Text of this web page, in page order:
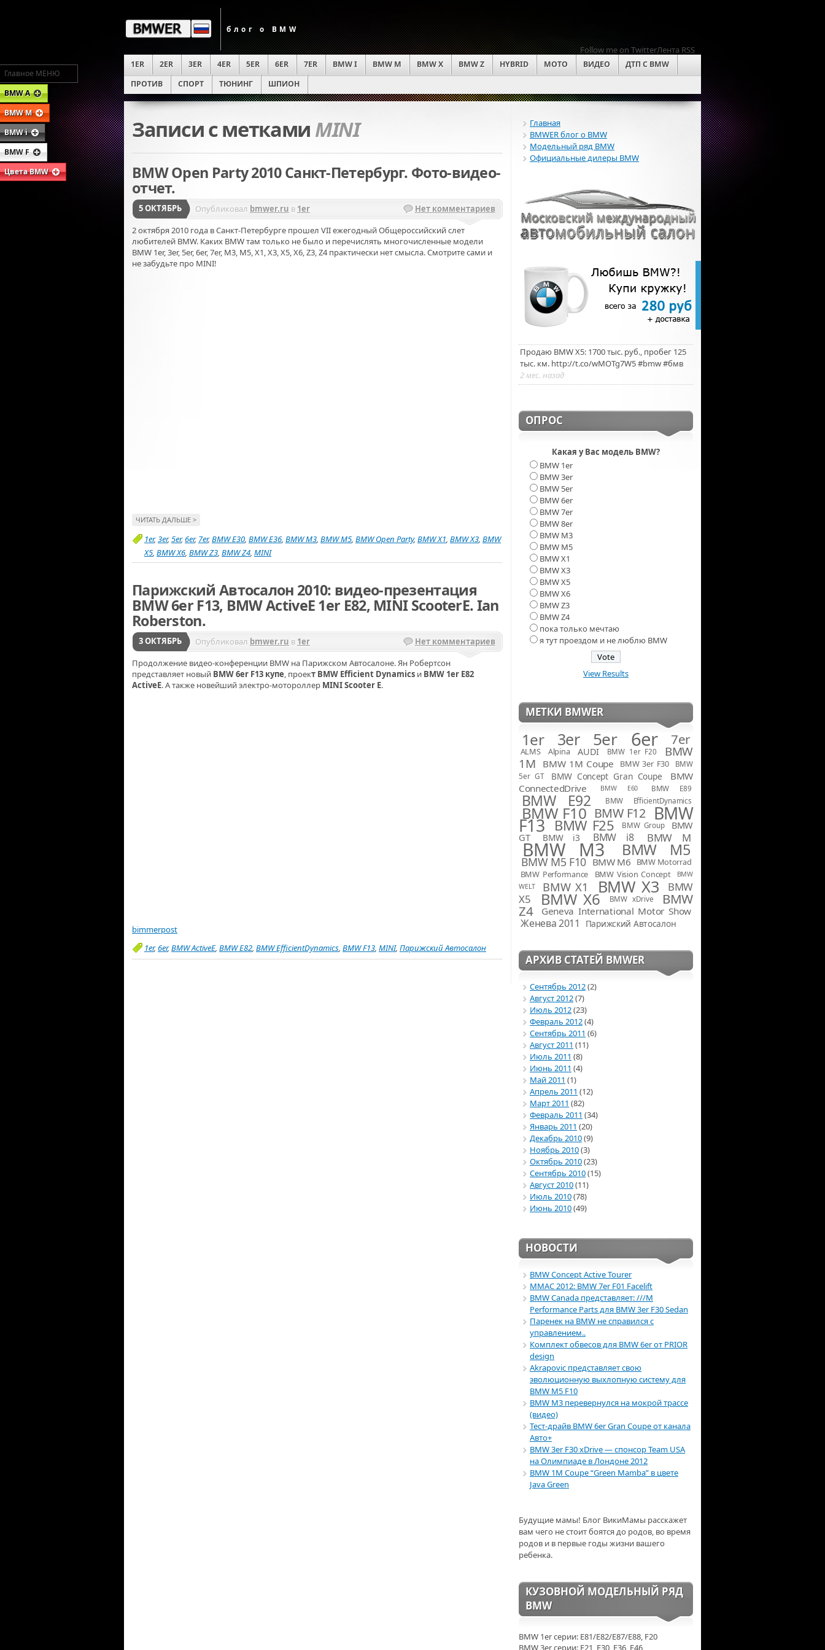
блог о BMW
Follow me on TwitterЛента RSS
1ER 2ER 3ER 4ER 5ER 6ER 7ER BMW I BMW M BMW X BMW Z HYBRID MOTO ВИДЕО
ДТП С BMW
ПРОТИВ
СПОРТ ТЮНИНГ ШПИОН
Записи с метками MINI
BMW Open Party 2010 Санкт-Петербург. Фото-видео-
отчет.
5 ОКТЯБРЬ Опубликовал bmwer.ru в 1er
Нет комментариев
2 октября 2010 года в Санкт-Петербурге прошел VII ежегодный Общероссийский слет
любителей BMW. Каких BMW там только не было и перечислять многочисленные модели
BMW 1er, 3er, 5er, 6er, 7er, M3, M5, X1, X3, X5, X6, Z3, Z4 практически нет смысла. Смотрите сами и
не забудьте про MINI!
ЧИТАТЬ ДАЛЬШЕ >
1er,3er,5er,6er, 7er,BMW E30 BMW E36 BMW M3 BMW M5 BMW Open Party, BMW X1 BMW X3 BMW
X5 BMW X6 BMW Z3 BMW Z4 MINI
Парижский Автосалон 2010: видео-презентация
BMW 6er F13, BMW ActiveE 1er E82, MINI ScooterE. Ian
Roberston.
3 ОКТЯБРЬ Опубликовал bmwer.ru в 1er
Нет комментариев
Продолжение видео-конференции BMW на Парижском Автосалоне. Ян Робертсон
представляет новый BMW 6er F13 купе, проект BMW Efficient Dynamics и BMW 1er E82
ActiveE. А также новейший электро-мотороллер MINI Scooter E.
bimmerpost
1er,6er,BMW ActiveE, BMW E82, BMW EfficientDynamics, BMW F13, MINI, Парижский Автосалон
Главная
BMWER блог о BMW
Модельный ряд BMW
Официальные дилеры BMW
Продаю BMW X5: 1700 тыс. руб., пробег 125
тыс. км. http://t.co/wMOTg7W5 #bmw #бмв
2 мес. назад
ОПРОС
Какая у Вас модель BMW?
BMW 1er
BMW 3er
BMW 5er
BMW 6er
BMW 7er
BMW 8er
BMW M3
BMW M5
BMW X1
BMW X3
BMW X5
BMW X6
BMW Z3
BMW Z4
пока только мечтаю
я тут проездом и не люблю BMW
View Results
МЕТКИ BMWER
1er 3er 5er 6er 7er
ALMS Alpina AUDI BMW 1er F20 BMW
1M BMW 1M Coupe BMW 3er F30
BMW
5er GT
BMW Concept Gran Coupe
BMW
ConnectedDrive
BMW E60 BMW E89
BMW E92 BMW EfficientDynamics
BMW F10 BMW F12 BMW
F13 BMW F25 BMW Group
BMW
GT
BMW i3 BMW i8 BMW M
BMW M3 BMW M5
BMW M5 F10 BMW M6
BMW Motorrad
BMW Performance
BMW Vision Concept
BMW
WELT
BMW X1 BMW X3
BMW
X5
BMW X6 BMW xDrive BMW
Z4 Geneva International Motor Show
Женева 2011 Парижский Автосалон
АРХИВ СТАТЕЙ BMWER
Сентябрь 2012(2)
Август 2012(7)
Июль 2012(23)
Февраль 2012(4)
Сентябрь 2011 (6)
Август 2011 (11)
Июль 2011 (8)
Июнь 2011 (4)
Май 2011 (1)
Апрель 2011 (12)
Март 2011 (82)
Февраль 2011 (34)
Январь 2011 (20)
Декабрь 2010(9)
Ноябрь 2010(3)
Октябрь 2010(23)
Сентябрь 2010(15)
Август 2010(11)
Июль 2010(78)
Июнь 2010(49)
НОВОСТИ
BMW Concept Active Tourer
ММАС 2012: BMW 7er F01 Facelift
BMW Canada представляет: ///M
Performance Parts для BMW 3er F30 Sedan
Паренек на BMW не справился с
управлением..
Комплект обвесов для BMW 6er от PRIOR
design
Akrapovic представляет свою
эволюционную выхлопную систему для
BMW M5 F10
BMW M3 перевернулся на мокрой трассе
(видео)
Тест-драйв BMW 6er Gran Coupe от канала
Авто+
BMW 3er F30 xDrive — спонсор Team USA
на Олимпиаде в Лондоне 2012
BMW 1M Coupe “Green Mamba” в цвете
Java Green
Будущие мамы! Блог ВикиМамы расскажет
вам чего не стоит боятся до родов, во время
родов и в первые годы жизни вашего
ребенка.
КУЗОВНОЙ МОДЕЛЬНЫЙ РЯД
BMW
BMW 1er серии: E81/E82/E87/E88, F20
Главное МЕНЮ
BMW F
BMW M
BMW A
BMW i
Цвета BMW